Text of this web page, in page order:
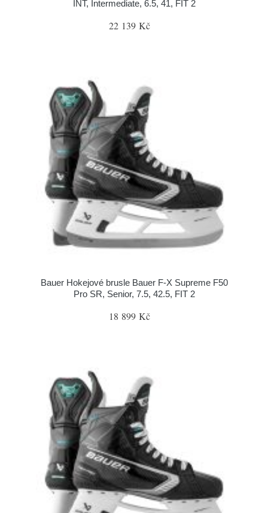
INT, Intermediate, 6.5, 41, FIT 2
22 139 Kč
Bauer Hokejové brusle Bauer F-X Supreme F50
Pro SR, Senior, 7.5, 42.5, FIT 2
18 899 Kč